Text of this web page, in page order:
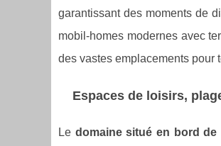
garantissant des moments de
mobil-homes modernes avec
des vastes emplacements pour
Espaces de loisirs,
Le domaine situé en bord de